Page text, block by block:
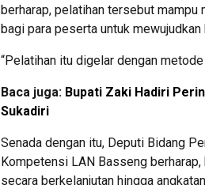
berharap, pelatihan tersebut
bagi para peserta untuk
“Pelatihan itu digelar dengan
Baca juga: Bupati Zaki Hadiri
Sukadiri
Senada dengan itu, Deputi Bidang
Kompetensi LAN Basseng
secara berkelanjutan hingga